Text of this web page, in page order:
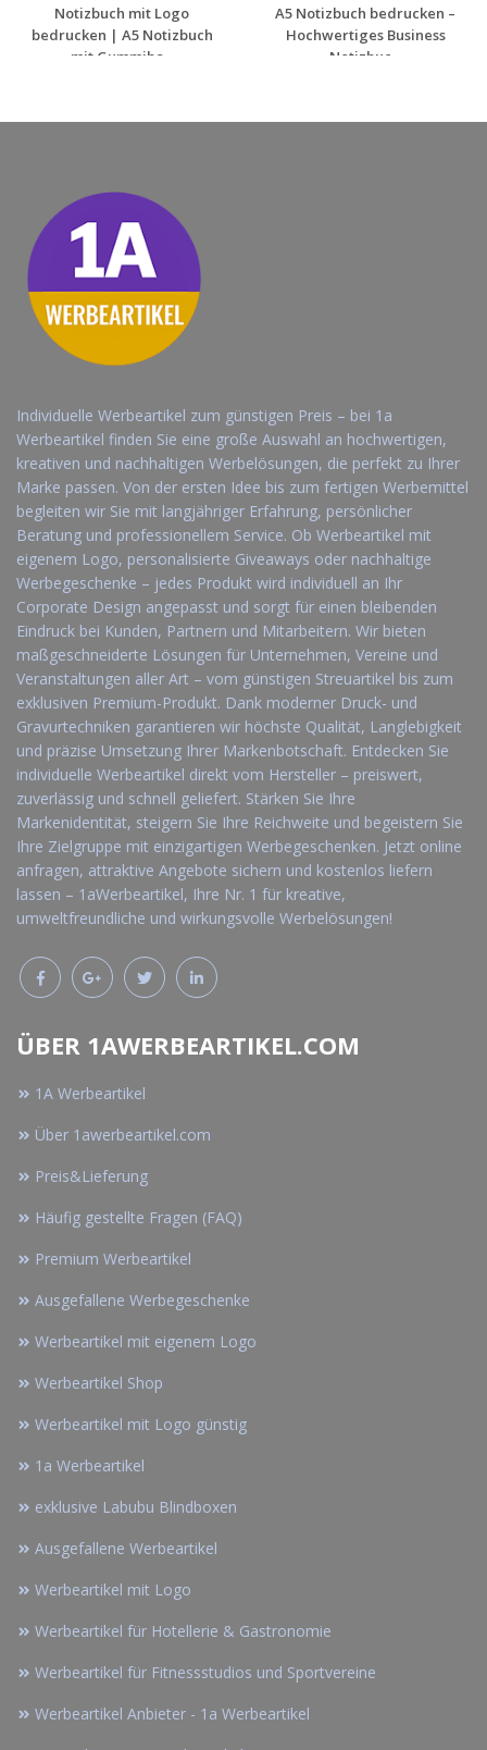
Notizbuch mit Logo
bedrucken | A5 Notizbuch
mit Gummiba...
A5 Notizbuch bedrucken –
Hochwertiges Business
Notizbuc...
Individuelle Werbeartikel zum günstigen Preis – bei 1a
Werbeartikel finden Sie eine große Auswahl an hochwertigen,
kreativen und nachhaltigen Werbelösungen, die perfekt zu Ihrer
Marke passen. Von der ersten Idee bis zum fertigen Werbemittel
begleiten wir Sie mit langjähriger Erfahrung, persönlicher
Beratung und professionellem Service. Ob Werbeartikel mit
eigenem Logo, personalisierte Giveaways oder nachhaltige
Werbegeschenke – jedes Produkt wird individuell an Ihr
Corporate Design angepasst und sorgt für einen bleibenden
Eindruck bei Kunden, Partnern und Mitarbeitern. Wir bieten
maßgeschneiderte Lösungen für Unternehmen, Vereine und
Veranstaltungen aller Art – vom günstigen Streuartikel bis zum
exklusiven Premium-Produkt. Dank moderner Druck- und
Gravurtechniken garantieren wir höchste Qualität, Langlebigkeit
und präzise Umsetzung Ihrer Markenbotschaft. Entdecken Sie
individuelle Werbeartikel direkt vom Hersteller – preiswert,
zuverlässig und schnell geliefert. Stärken Sie Ihre
Markenidentität, steigern Sie Ihre Reichweite und begeistern Sie
Ihre Zielgruppe mit einzigartigen Werbegeschenken. Jetzt online
anfragen, attraktive Angebote sichern und kostenlos liefern
lassen – 1aWerbeartikel, Ihre Nr. 1 für kreative,
umweltfreundliche und wirkungsvolle Werbelösungen!
ÜBER 1AWERBEARTIKEL.COM
1A Werbeartikel
Über 1awerbeartikel.com
Preis&Lieferung
Häufig gestellte Fragen (FAQ)
Premium Werbeartikel
Ausgefallene Werbegeschenke
Werbeartikel mit eigenem Logo
Werbeartikel Shop
Werbeartikel mit Logo günstig
1a Werbeartikel
exklusive Labubu Blindboxen
Ausgefallene Werbeartikel
Werbeartikel mit Logo
Werbeartikel für Hotellerie & Gastronomie
Werbeartikel für Fitnessstudios und Sportvereine
Werbeartikel Anbieter - 1a Werbeartikel